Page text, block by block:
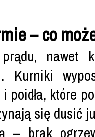
– co
nawet
Kurniki
poidła, które
się dusić
– brak